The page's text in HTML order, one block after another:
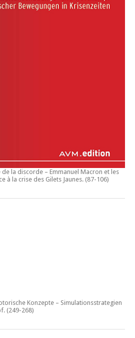
de la discorde – Emmanuel Macron et les
à la crise des Gilets Jaunes. (87-106)
Konzepte – Simulationsstrategien
(249-268)